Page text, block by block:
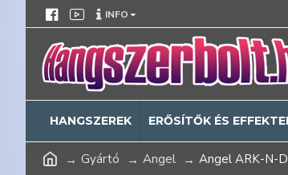
INFO
HANGSZEREK ERŐSÍTŐK ÉS
Gyártó Angel Angel ARK-N-